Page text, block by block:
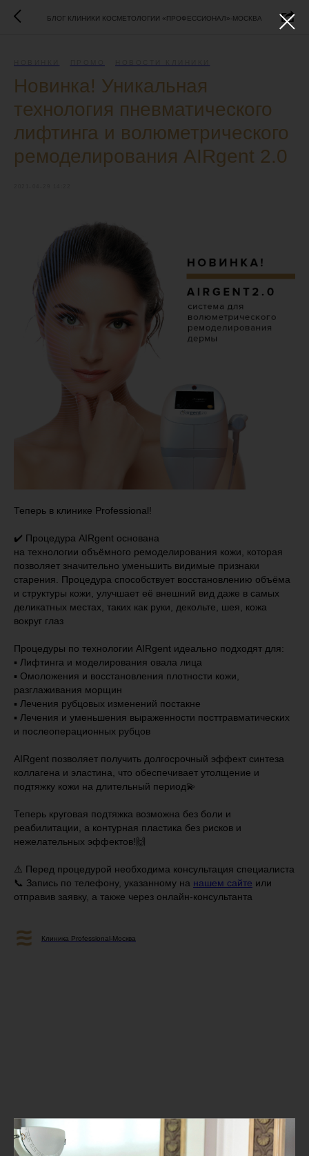
БЛОГ КЛИНИКИ КОСМЕТОЛОГИИ «ПРОФЕССИОНАЛ»-МОСКВА
Новинка! Уникальная
технология пневматического
лифтинга и волюметрического
ремоделирования AIRgent 2.0
Теперь в клинике Professional!
✔️ Процедура AIRgent основана
на технологии объёмного ремоделирования кожи, которая
позволяет значительно уменьшить видимые признаки
старения. Процедура способствует восстановлению объёма
и структуры кожи, улучшает её внешний вид даже в самых
деликатных местах, таких как руки, декольте, шея, кожа
вокруг глаз
Процедуры по технологии AIRgent идеально подходят для:
▪️ Лифтинга и моделирования овала лица
▪️ Омоложения и восстановления плотности кожи,
разглаживания морщин
▪️ Лечения рубцовых изменений постакне
▪️ Лечения и уменьшения выраженности посттравматических
и послеоперационных рубцов
AIRgent позволяет получить долгосрочный эффект синтеза
коллагена и эластина, что обеспечивает утолщение и
подтяжку кожи на длительный период💫
Теперь круговая подтяжка возможна без боли и
реабилитации, а контурная пластика без рисков и
нежелательных эффектов!🙌
⚠️ Перед процедурой необходима консультация специалиста
📞 Запись по телефону, указанному на нашем сайте или
отправив заявку, а также через онлайн-консультанта
Клиника Professional-Москва